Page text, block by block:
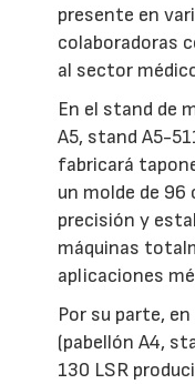
presente en
colaboradoras
al sector
En el stand de
A5, stand A5-
fabricará
un molde de 96
precisión y
máquinas
aplicaciones
Por su parte,
(pabellón A4,
130 LSR